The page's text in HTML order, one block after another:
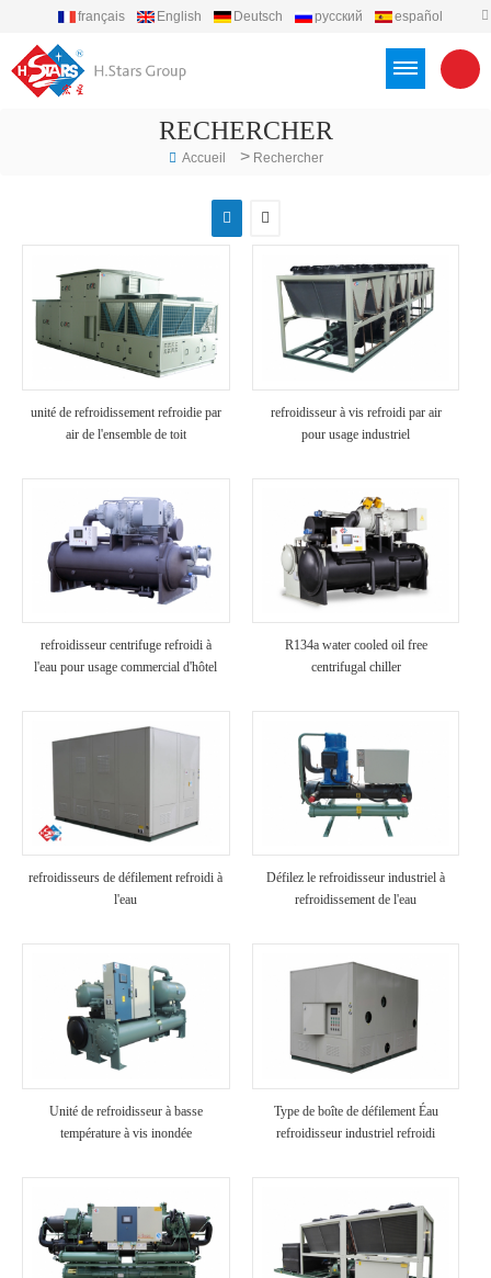
français English Deutsch русский
español
RECHERCHER
Accueil > Rechercher
unité de refroidissement refroidie par
air de l'ensemble de toit
refroidisseur à vis refroidi par air
pour usage industriel
refroidisseur centrifuge refroidi à
l'eau pour usage commercial d'hôtel
R134a water cooled oil free
centrifugal chiller
refroidisseurs de défilement refroidi à
l'eau
Défilez le refroidisseur industriel à
refroidissement de l'eau
Unité de refroidisseur à basse
température à vis inondée
Type de boîte de défilement Éau
refroidisseur industriel refroidi